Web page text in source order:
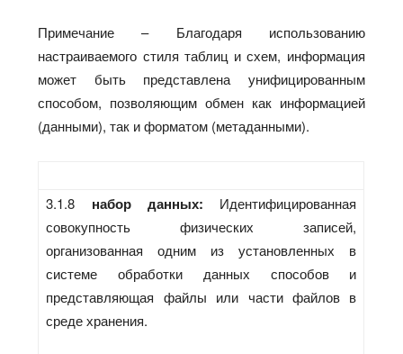
Примечание – Благодаря использованию
настраиваемого стиля таблиц и схем, информация
может быть представлена унифицированным
способом, позволяющим обмен как информацией
(данными), так и форматом (метаданными).
3.1.8 набор данных:
Идентифицированная
совокупность физических записей,
организованная одним из установленных в
системе обработки данных способов и
представляющая файлы или части файлов в
среде хранения.